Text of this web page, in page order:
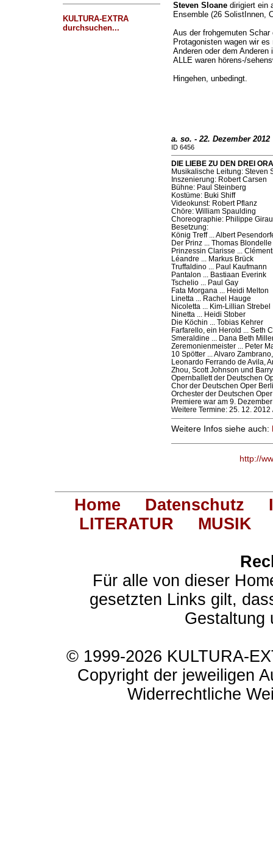
KULTURA-EXTRA
durchsuchen...
Steven Sloanedirigiert ein
Ensemble (26 SolistInnen,
Aus der frohgemuten Schar
Protagonisten wagen wir
Anderen oder dem
ALLE waren hörens-/
Hingehen, unbedingt.
a. so. - 22. Dezember 2012
ID 6456
DIE LIEBE ZU DEN DREI
Musikalische Leitung: Steven
Inszenierung: Robert Carsen
Bühne: Paul Steinberg
Kostüme: Buki Shiff
Videokunst: Robert Pflanz
Chöre: William Spaulding
Choreographie: Philippe
Besetzung:
König Treff ... Albert
Der Prinz ... Thomas Blondelle
Prinzessin Clarisse ...
Léandre ... Markus Brück
Truffaldino ... Paul Kaufmann
Pantalon ... Bastiaan Everink
Tschelio ... Paul Gay
Fata Morgana ... Heidi Melton
Linetta ... Rachel Hauge
Nicoletta ... Kim-Lillian Strebel
Ninetta ... Heidi Stober
Die Köchin ... Tobias Kehrer
Farfarello, ein Herold ... Seth
Smeraldine ... Dana Beth
Zeremonienmeister ... Peter
10 Spötter ... Alvaro
Leonardo Ferrando de Avila,
Zhou, Scott Johnson und
Opernballett der Deutschen
Chor der Deutschen Oper
Orchester der Deutschen
Premiere war am 9.
Weitere Termine: 25. 12. 2012
Weitere Infos siehe auch:
http://
Home Datenschutz
LITERATUR
MUSIK
Für alle von dieser
gesetzten Links gilt,
Gestaltung
© 1999-2026 KULTURA-
Copyright der jeweiligen
Widerrechtliche